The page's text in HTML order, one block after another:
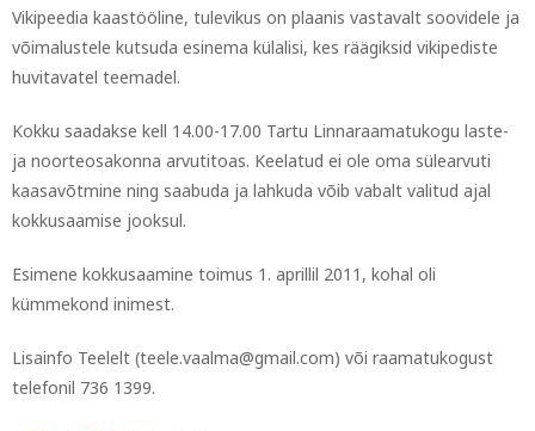
Vikipeedia kaastööline, tulevikus on plaanis vastavalt soovidele ja
võimalustele kutsuda esinema külalisi, kes räägiksid vikipediste
huvitavatel teemadel.
Kokku saadakse kell 14.00-17.00 Tartu Linnaraamatukogu laste-
ja noorteosakonna arvutitoas. Keelatud ei ole oma sülearvuti
kaasavõtmine ning saabuda ja lahkuda võib vabalt valitud ajal
kokkusaamise jooksul.
Esimene kokkusaamine toimus 1. aprillil 2011, kohal oli
kümmekond inimest.
Lisainfo Teelelt (teele.vaalma@gmail.com) või raamatukogust
telefonil 736 1399.